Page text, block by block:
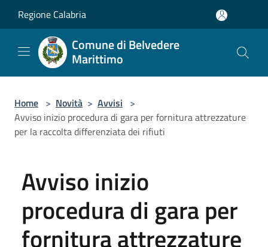
Regione Calabria
Comune di Belvedere
Marittimo
Home > Novità > Avvisi >
Avviso inizio procedura di gara per fornitura attrezzature
per la raccolta differenziata dei rifiuti
Avviso inizio
procedura di gara per
fornitura attrezzature